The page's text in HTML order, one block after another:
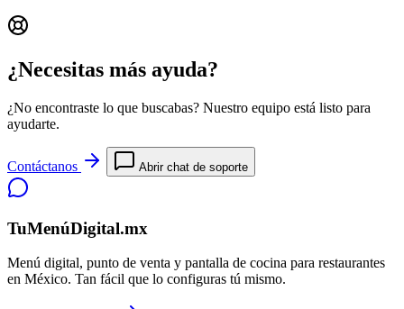
¿Necesitas más ayuda?
¿No encontraste lo que buscabas? Nuestro equipo está listo para
ayudarte.
Contáctanos Abrir chat de soporte
TuMenúDigital.mx
Menú digital, punto de venta y pantalla de cocina para restaurantes
en México. Tan fácil que lo configuras tú mismo.